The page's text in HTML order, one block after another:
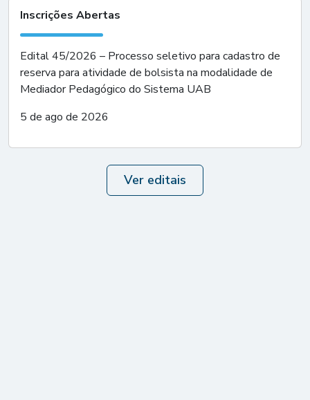
Inscrições Abertas
Edital 45/2026 – Processo seletivo para cadastro de
reserva para atividade de bolsista na modalidade de
Mediador Pedagógico do Sistema UAB
5 de ago de 2026
Ver editais